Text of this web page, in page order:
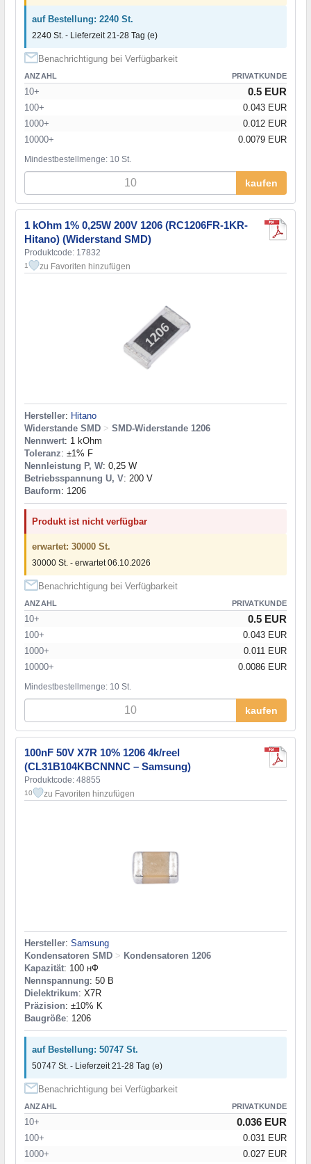
auf Bestellung: 2240 St.
2240 St. - Lieferzeit 21-28 Tag (e)
Benachrichtigung bei Verfügbarkeit
ANZAHL PRIVATKUNDE
10+ 0.5 EUR
100+
0.043 EUR
1000+
0.012 EUR
10000+
0.0079 EUR
Mindestbestellmenge: 10 St.
kaufen
1 kOhm 1% 0,25W 200V 1206 (RC1206FR-1KR-
Hitano) (Widerstand SMD)
Produktcode: 17832
1 zu Favoriten hinzufügen
Hersteller: Hitano
Widerstande SMD > SMD-Widerstande 1206
Nennwert: 1 kOhm
Toleranz: ±1% F
Nennleistung P, W: 0,25 W
Betriebsspannung U, V: 200 V
Bauform: 1206
Produkt ist nicht verfügbar
erwartet: 30000 St.
30000 St. - erwartet 06.10.2026
Benachrichtigung bei Verfügbarkeit
ANZAHL PRIVATKUNDE
10+ 0.5 EUR
100+
0.043 EUR
1000+
0.011 EUR
10000+
0.0086 EUR
Mindestbestellmenge: 10 St.
kaufen
100nF 50V X7R 10% 1206 4k/reel
(CL31B104KBCNNNC – Samsung)
Produktcode: 48855
10 zu Favoriten hinzufügen
Hersteller: Samsung
Kondensatoren SMD > Kondensatoren 1206
Kapazität: 100 нФ
Nennspannung: 50 В
Dielektrikum: X7R
Präzision: ±10% K
Baugröße: 1206
auf Bestellung: 50747 St.
50747 St. - Lieferzeit 21-28 Tag (e)
Benachrichtigung bei Verfügbarkeit
ANZAHL PRIVATKUNDE
10+ 0.036 EUR
100+
0.031 EUR
1000+
0.027 EUR